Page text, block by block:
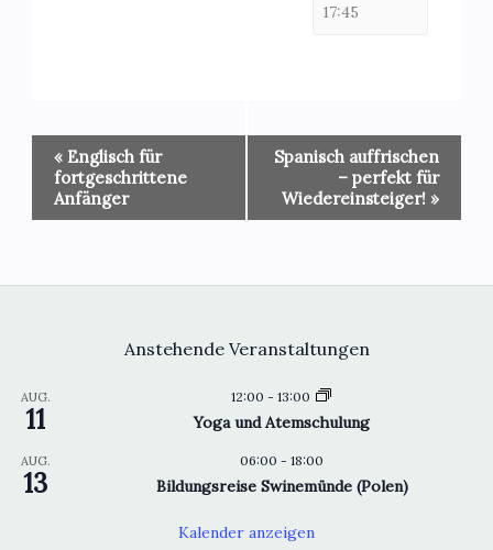
17:45
Veranstaltung-
Navigation
«Englisch für
fortgeschrittene
Anfänger
Spanisch auffrischen
– perfekt für
Wiedereinsteiger! »
Anstehende Veranstaltungen
AUG.
11
12:00 - 13:00
Yoga und Atemschulung
AUG.
13
06:00 - 18:00
Bildungsreise Swinemünde (Polen)
Kalender anzeigen